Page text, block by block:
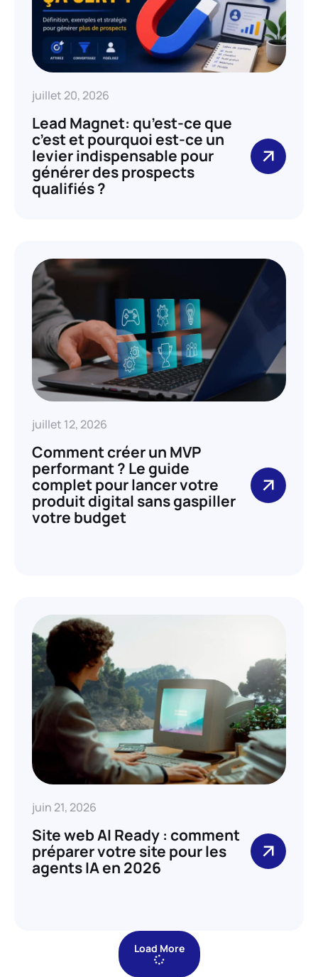
juillet 20, 2026
Lead Magnet: qu’est-ce que
c’est et pourquoi est-ce un
levier indispensable pour
générer des prospects
qualifiés ?
juillet 12, 2026
Comment créer un MVP
performant ? Le guide
complet pour lancer votre
produit digital sans gaspiller
votre budget
juin 21, 2026
Site web AI Ready : comment
préparer votre site pour les
agents IA en 2026
Load More